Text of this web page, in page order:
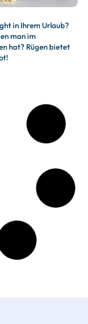
in Ihrem Urlaub?
man im
hat? Rügen bietet
keinesfalls
finden regelmäßig
sogar oftmals